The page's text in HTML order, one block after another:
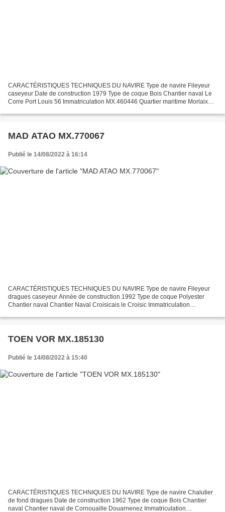
CARACTÉRISTIQUES TECHNIQUES DU NAVIRE Type de navire Fileyeur
caseyeur Date de construction 1979 Type de coque Bois Chantier naval Le
Corre Port Louis 56 Immatriculation MX.460446 Quartier maritime Morlaix
MAD ATAO MX.770067
Publié le 14/08/2022 à 16:14
CARACTÉRISTIQUES TECHNIQUES DU NAVIRE Type de navire Fileyeur
dragues caseyeur Année de construction 1992 Type de coque Polyester
Chantier naval Chantier Naval Croisicais le Croisic Immatriculation
TOEN VOR MX.185130
Publié le 14/08/2022 à 15:40
CARACTÉRISTIQUES TECHNIQUES DU NAVIRE Type de navire Chalutier
de fond dragues Date de construction 1962 Type de coque Bois Chantier
naval Chantier naval de Cornouaille Douarnenez Immatriculation